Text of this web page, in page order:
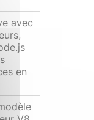
avec
en